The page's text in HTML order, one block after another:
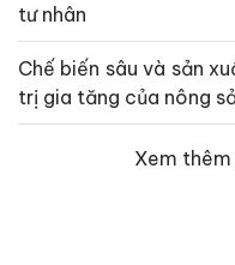
tư nhân
Chế biến sâu và sản
trị gia tăng của nông
Xem